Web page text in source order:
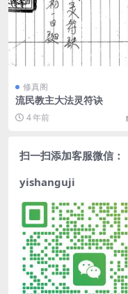
修真阁
流民教主大法灵符诀
4 年前
扫一扫添加客服微信：
yishanguji